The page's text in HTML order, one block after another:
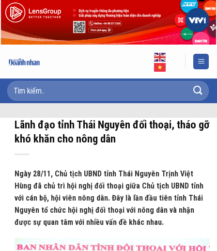
Skip
to
content
Lãnh đạo tỉnh Thái Nguyên đối thoại, tháo gỡ
khó khăn cho nông dân
Ngày 28/11, Chủ tịch UBND tỉnh Thái Nguyên Trịnh Việt
Hùng đã chủ trì hội nghị đối thoại giữa Chủ tịch UBND tỉnh
với cán bộ, hội viên nông dân. Đây là lần đầu tiên tỉnh Thái
Nguyên tổ chức hội nghị đối thoại với nông dân và nhận
được sự quan tâm với nhiều vấn đề khác nhau.